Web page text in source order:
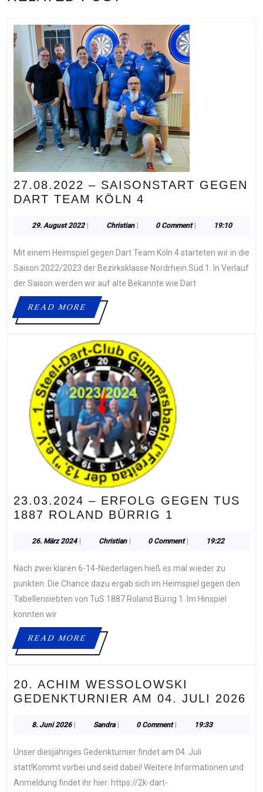
post:
27.08.2022 – SAISONSTART GEGEN
DART TEAM KÖLN 4
SAISONSTART
DART
TEAM
KÖLN
29. August 202229.
| ChristianChristian
| 0 Comment | 19:10
Mit einem Heimspiel gegen Dart Team Köln 4 starteten wir in die
Saison 2022/2023 der Bezirksklasse Nordrhein Süd 1. In Verlauf
der Saison werden wir auf alte Bekannte wie Dart
READ MOREREAD
MORE
23.03.2024 – ERFOLG GEGEN TUS
1887 ROLAND BÜRRIG 1
ERFOLG
TUS
1887
ROLAND
26. März 202426.
| ChristianChristian
| 0 Comment | 19:22
Nach zwei klaren 6-14-Niederlagen hieß es mal wieder zu
punkten. Die Chance dazu ergab sich im Heimspiel gegen den
Tabellensiebten von TuS 1887 Roland Bürrig 1. Im Hinspiel
konnten wir
READ MOREREAD
MORE
20. ACHIM WESSOLOWSKI
GEDENKTURNIER AM 04. JULI 2026
8. Juni 20268.| SandraSandra
| 0 Comment | 19:33
Unser diesjähriges Gedenkturnier findet am 04. Juli
statt!Kommt vorbei und seid dabei! Weitere Informationen und
Anmeldung findet ihr hier: https://2k-dart-